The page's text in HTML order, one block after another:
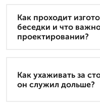
Как проходит
беседки и что
проектировании?
Как ухаживать за
он служил дольше?